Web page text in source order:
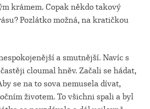
krámem. Copak někdo takový
Pozlátko možná, na kratičkou
a smutnější. Navíc s
cloumal hněv. Začali se hádat,
se na to sova nemusela dívat,
životem. To všichni spali a byl